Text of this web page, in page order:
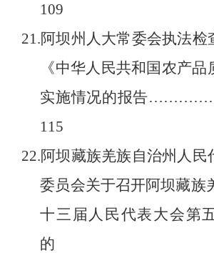
109
21.阿坝州人大常委会执法检
《中华人民共和国农产品
实施情况的报告
115
22.阿坝藏族羌族自治州人民
委员会关于召开阿坝藏族
十三届人民代表大会第
的